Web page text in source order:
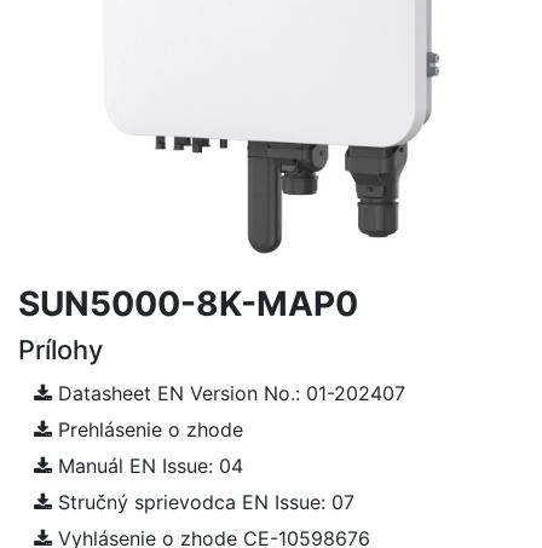
SUN5000-8K-MAP0
Prílohy
Datasheet EN Version No.: 01-202407
Prehlásenie o zhode
Manuál EN Issue: 04
Stručný sprievodca EN Issue: 07
Vyhlásenie o zhode CE-10598676